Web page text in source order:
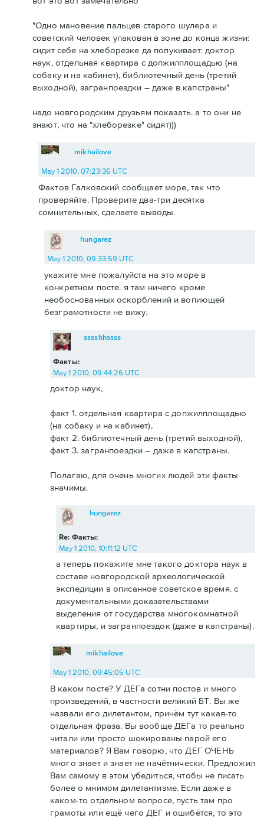
"Одно мановение пальцев старого шулера и
советский человек упакован в зоне до конца жизни:
сидит себе на хлеборезке да попукивает: доктор
наук, отдельная квартира с допжилплощадью (на
собаку и на кабинет), библиотечный день (третий
выходной), загранпоездки – даже в капстраны"
надо новгородским друзьям показать. а то они не
знают, что на "хлеборезке" сидят)))
mikhailove
May 1 2010, 07:23:36 UTC
Фактов Галковский сообщает море, так что
проверяйте. Проверите два-три десятка
сомнительных, сделаете выводы.
hungarez
May 1 2010, 09:33:59 UTC
укажите мне пожалуйста на это море в
конкретном посте. я там ничего кроме
необоснованных оскорблений и вопиющей
безграмотности не вижу.
Факты:
sssshhssss
May 1 2010, 09:44:26 UTC
доктор наук,
факт 1. отдельная квартира с допжилплощадью
(на собаку и на кабинет),
факт 2. библиотечный день (третий выходной),
факт 3. загранпоездки – даже в капстраны.
Полагаю, для очень многих людей эти факты
значимы.
Re: Факты:
hungarez
May 1 2010, 10:11:12 UTC
а теперь покажите мне такого доктора наук в
составе новгородской археологической
экспедиции в описанное советское время. с
документальными доказательствами
выделения от государства многокомнатной
квартиры, и загранпоездок (даже в капстраны).
mikhailove
May 1 2010, 09:45:05 UTC
В каком посте? У ДЕГа сотни постов и много
произведений, в частности великий БТ. Вы же
назвали его дилетантом, причём тут какая-то
отдельная фраза. Вы вообще ДЕГа то реально
читали или просто шокированы парой его
материалов? Я Вам говорю, что ДЕГ ОЧЕНЬ
много знает и знает не начётнически. Предложил
Вам самому в этом убедиться, чтобы не писать
более о мнимом дилетантизме. Если даже в
каком-то отдельном вопросе, пусть там про
грамоты или ещё чего ДЕГ и ошибётся, то это